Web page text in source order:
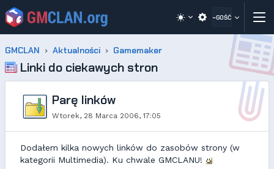
~GOŚĆ
GMCLAN Aktualności Gamemaker
Linki do ciekawych stron
Parę linków
Wtorek, 28 Marca 2006, 17:05
Dodałem kilka nowych linków do zasobów strony (w
kategorii Multimedia). Ku chwale GMCLANU!